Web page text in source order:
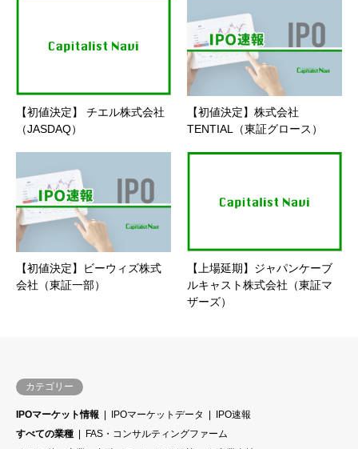
【初値決定】 チエル株式会社
（JASDAQ）
【初値決定】株式会社
TENTIAL（東証グロース）
【初値決定】ビーウィズ株式
会社（東証一部）
【上場延期】ジャパンケーブ
ルキャスト株式会社（東証マ
ザーズ）
カテゴリー
IPOマーケット情報 IPOマーケットデータ
IPO速報
すべての業種
FAS・コンサルティングファーム